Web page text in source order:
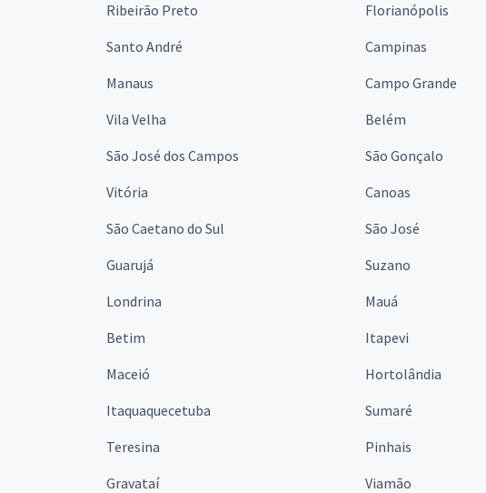
Ribeirão Preto Florianópolis
Santo André Campinas
Manaus Campo Grande
Vila Velha Belém
São José dos Campos São Gonçalo
Vitória Canoas
São Caetano do Sul São José
Guarujá Suzano
Londrina Mauá
Betim Itapevi
Maceió Hortolândia
Itaquaquecetuba Sumaré
Teresina Pinhais
Gravataí Viamão